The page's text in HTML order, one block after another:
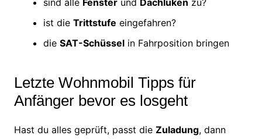
ist die Trittstufe eingefahren?
die SAT-Schüsselin Fahrposition bringen
Letzte Wohnmobil Tipps für
Anfänger bevor es losgeht
Hast du alles geprüft, passt die Zuladung, dann